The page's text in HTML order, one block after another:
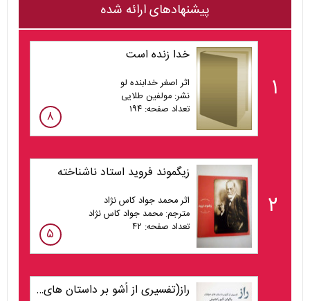
پیشنهادهای ارائه شده
۱
خدا زنده است
اثر اصغر خدابنده لو
نشر: مولفین طلایی
تعداد صفحه: ۱۹۴
۸
۲
زیگموند فروید استاد ناشناخته
اثر محمد جواد کاس نژاد
مترجم: محمد جواد کاس نژاد
تعداد صفحه: ۴۲
۵
راز(تفسیری از اُشو بر داستان های صوفیان) جلد1